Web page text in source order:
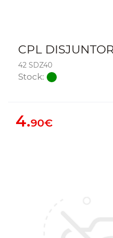
CPL
42 SDZ40
Stock:
4.90€